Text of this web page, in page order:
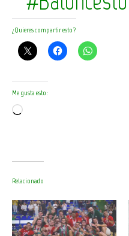
¿Quieres compartir esto?
Me gusta esto:
Cargando...
Relacionado